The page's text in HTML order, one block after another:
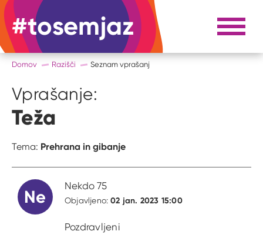
#tosemjaz #to sem jaz Razpri
Domov Razišči Seznam vprašanj
Vprašanje:
Teža
Tema: Prehrana in gibanje
Ne
Nekdo 75
Objavljeno:02 jan. 2023 15:00
Pozdravljeni